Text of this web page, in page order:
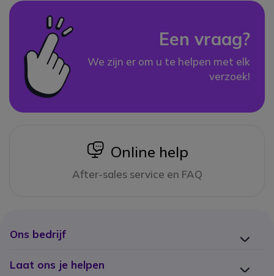
Een vraag?
We zijn er om u te helpen met elk
verzoek!
icon
Online help
After-sales service en FAQ
Ons bedrijf
Laat ons je helpen